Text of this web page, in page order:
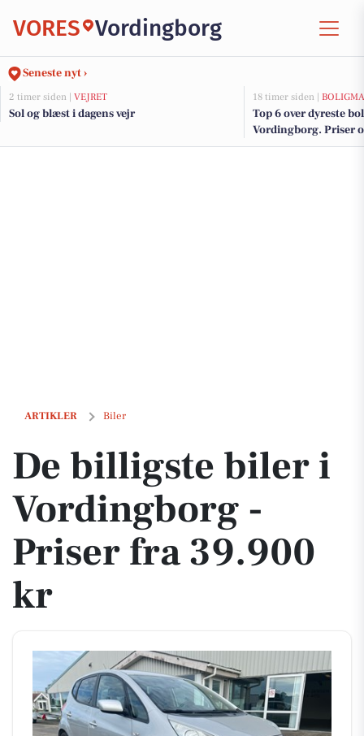
VORES Vordingborg
Seneste nyt ›
2 timer siden | VEJRET
Sol og blæst i dagens vejr
18 timer siden |
Top 6 over dyreste
Vordingborg. Priser
ARTIKLER Biler
De billigste biler i Vordingborg - Priser fra 39.900 kr
De billigste biler i
Vordingborg -
Priser fra 39.900
kr